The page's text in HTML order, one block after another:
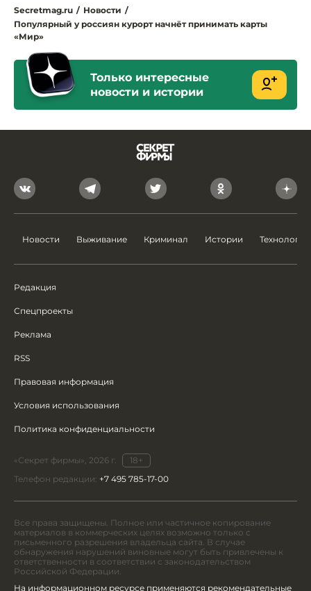
Secretmag.ru / Новости /
Популярный у россиян курорт начнёт принимать карты
«Мир»
Только интересные
новости и истории
Новости Выживание Криминал Истории Технологии
Редакция
Спецпроекты
Реклама
RSS
Правовая информация
Условия использования
Политика конфиденциальности
«Секрет фирмы», 2026 г.
18+
Телефон редакции: +7 495 785-17-00
Все права защищены. Полное или частичное копирование
материалов в коммерческих целях возможно только с
письменного разрешения владельца сайта. В случае
обнаружения нарушений виновные могут быть привлечены к
ответственности в соответствии с законодательством
Российской Федерации.
На информационном ресурсе применяются рекомендательные